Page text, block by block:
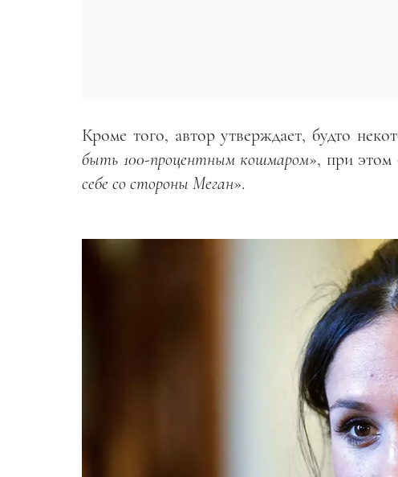
Кроме того, автор утверждает, будто
быть 100-процентным кошмаром», при этом
себе со стороны Меган».